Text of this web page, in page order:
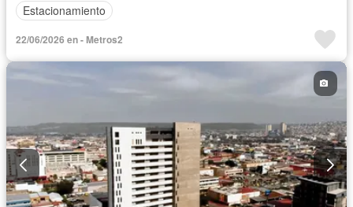
Estacionamiento
22/06/2026 en - Metros2